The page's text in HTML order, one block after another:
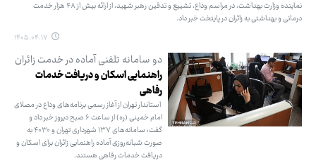
نماینده وزارت بهداشت، در مراسم وداع، تشییع و تدفین رهبر شهید، از ارائه بیش از ۴۸ هزار خدمت
درمانی و بهداشتی به زائران در پایتخت خبر داد.
۱۴۰۵.۰۴.۱۷
دو سامانه تلفنی آماده در خدمت زائران
راهنمایی اسکان و دریافت خدمات
رفاهی
استاندار تهران از آغاز رسمی برنامه‌های وداع در مصلای
امام خمینی (ره) از ساعت ۶ صبح دیروز خبر داد و
گفت: سامانه‌های ۱۳۷ شهرداری تهران و ۴۰۳۰ به
صورت شبانه‌روزی آماده راهنمایی زائران برای اسکان و
دریافت خدمات رفاهی هستند.